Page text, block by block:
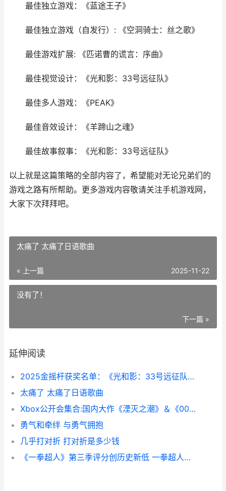
最佳独立游戏：《蓝途王子》
最佳独立游戏（自发行）: 《空洞骑士：丝之歌》
最佳游戏扩展: 《匹诺曹的谎言：序曲》
最佳视觉设计：《光和影：33号远征队》
最佳多人游戏：《PEAK》
最佳音效设计：《羊蹄山之魂》
最佳故事叙事：《光和影：33号远征队》
以上就是这篇策略的全部内容了，希望能对无论兄弟们的
游戏之路有所帮助。更多游戏内容敬请关注手机游戏网，
大家下次拜拜吧。
太痛了 太痛了日语歌曲
« 上一篇 2025-11-22
没有了！
下一篇 »
延伸阅读
2025金摇杆获奖名单：《光和影：33号远征队》拿下年度最佳 金摇杆奖2020手机游戏
太痛了 太痛了日语歌曲
Xbox公开会集合:国内大作《湮灭之潮》＆《007》领衔 xbox发布
勇气和牵绊 与勇气拥抱
几乎打对折 打对折是多少钱
《一拳超人》第三季评分创历史新低 一拳超人第三季在线观看完整免费